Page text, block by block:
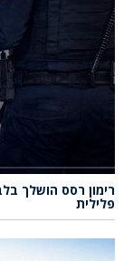
רימון רסס הושלך
פלילית